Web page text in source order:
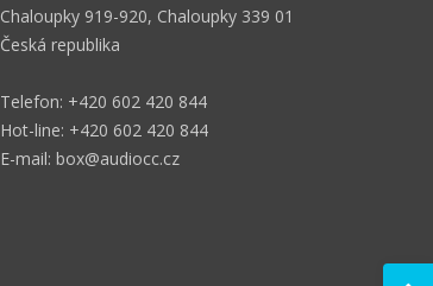
Chaloupky 919-920, Chaloupky 339 01
Česká republika
Telefon: +420 602 420 844
Hot-line: +420 602 420 844
E-mail: box@audiocc.cz